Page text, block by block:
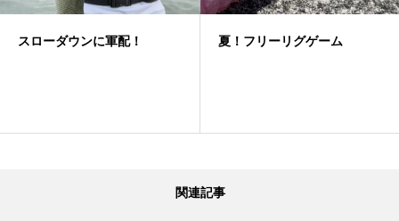
スローダウンに軍配！ 夏！フリーリグゲーム
関連記事